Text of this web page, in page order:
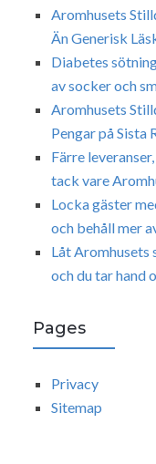
Aromhusets
Än Generisk
Diabetes
av socker och
Aromhusets
Pengar på Sista
Färre
tack vare
Locka gäster
och behåll mer
Låt Aromhusets
och du tar hand
Pages
Privacy
Sitemap